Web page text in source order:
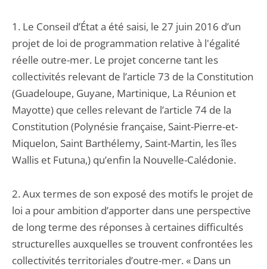
1. Le Conseil d’État a été saisi, le 27 juin 2016 d’un
projet de loi de programmation relative à l'égalité
réelle outre-mer. Le projet concerne tant les
collectivités relevant de l’article 73 de la Constitution
(Guadeloupe, Guyane, Martinique, La Réunion et
Mayotte) que celles relevant de l’article 74 de la
Constitution (Polynésie française, Saint-Pierre-et-
Miquelon, Saint Barthélemy, Saint-Martin, les îles
Wallis et Futuna,) qu’enfin la Nouvelle-Calédonie.
2. Aux termes de son exposé des motifs le projet de
loi a pour ambition d’apporter dans une perspective
de long terme des réponses à certaines difficultés
structurelles auxquelles se trouvent confrontées les
collectivités territoriales d’outre-mer. « Dans un